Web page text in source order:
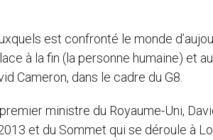
est confronté le monde
à la fin (la personne humaine) et
Cameron, dans le cadre du G8.
ministre du Royaume-Uni,
et du Sommet qui se déroule à